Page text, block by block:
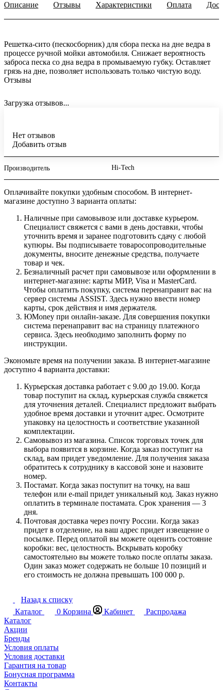
Описание Отзывы Характеристики Оплата
Решетка-сито (пескосборник) для сбора песка на дне ведра в
процессе ручной мойки автомобиля. Снижает вероятность
заброса песка со дна ведра в промываемую губку. Оставляет
грязь на дне, позволяет использовать только чистую воду.
Отзывы
Загрузка отзывов...
Нет отзывов
Добавить отзыв
Производитель Hi-Tech
Оплачивайте покупки удобным способом. В интернет-
магазине доступно 3 варианта оплаты:
Наличные при самовывозе или доставке курьером.
Специалист свяжется с вами в день доставки, чтобы
уточнить время и заранее подготовить сдачу с любой
купюры. Вы подписываете товаросопроводительные
документы, вносите денежные средства, получаете
товар и чек.
Безналичный расчет при самовывозе или оформлении в
интернет-магазине: карты МИР, Visa и MasterCard.
Чтобы оплатить покупку, система перенаправит вас на
сервер системы ASSIST. Здесь нужно ввести номер
карты, срок действия и имя держателя.
ЮMoney при онлайн-заказе. Для совершения покупки
система перенаправит вас на страницу платежного
сервиса. Здесь необходимо заполнить форму по
инструкции.
Экономьте время на получении заказа. В интернет-магазине
доступно 4 варианта доставки:
Курьерская доставка работает с 9.00 до 19.00. Когда
товар поступит на склад, курьерская служба свяжется
для уточнения деталей. Специалист предложит выбрать
удобное время доставки и уточнит адрес. Осмотрите
упаковку на целостность и соответствие указанной
комплектации.
Самовывоз из магазина. Список торговых точек для
выбора появится в корзине. Когда заказ поступит на
склад, вам придет уведомление. Для получения заказа
обратитесь к сотруднику в кассовой зоне и назовите
номер.
Постамат. Когда заказ поступит на точку, на ваш
телефон или e-mail придет уникальный код. Заказ нужно
оплатить в терминале постамата. Срок хранения — 3
дня.
Почтовая доставка через почту России. Когда заказ
придет в отделение, на ваш адрес придет извещение о
посылке. Перед оплатой вы можете оценить состояние
коробки: вес, целостность. Вскрывать коробку
самостоятельно вы можете только после оплаты заказа.
Один заказ может содержать не больше 10 позиций и
его стоимость не должна превышать 100 000 р.
Назад к списку
Каталог
0 Корзина Кабинет
Распродажа
Каталог
Акции
Бренды
Условия оплаты
Условия доставки
Гарантия на товар
Бонусная программа
Контакты